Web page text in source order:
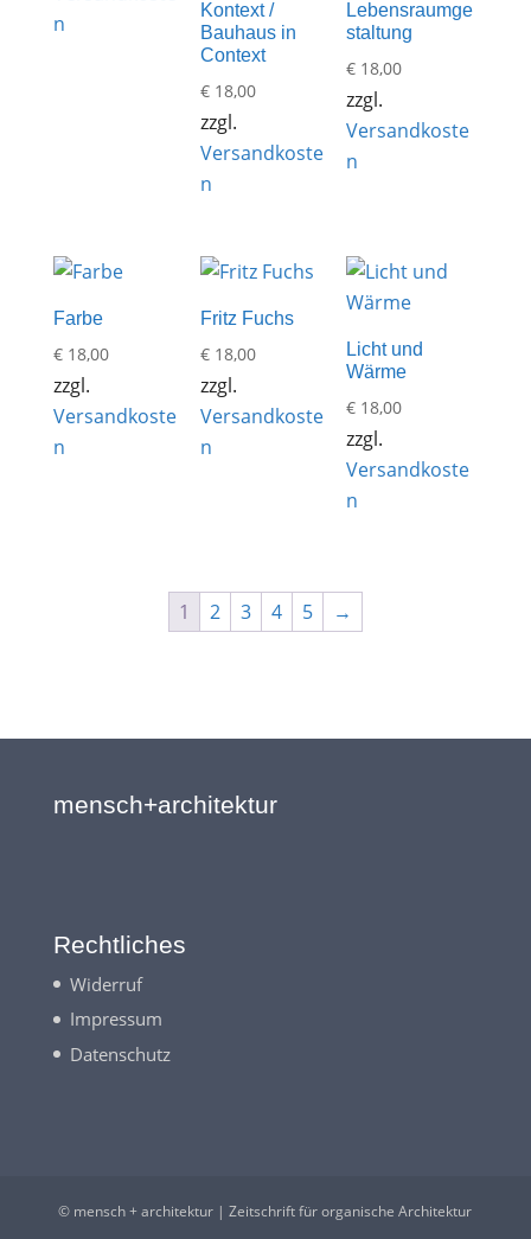
n
Kontext /
Bauhaus in
Context
€18,00
zzgl.
Versandkoste
n
Lebensraumge
staltung
€ 18,00
zzgl.
Versandkoste
n
Farbe
€18,00
zzgl.
Versandkoste
n
Fritz Fuchs
€18,00
zzgl.
Versandkoste
n
Licht und
Wärme
€ 18,00
zzgl.
Versandkoste
n
1 2 3 4 5 →
mensch+architektur
Rechtliches
Widerruf
Impressum
Datenschutz
© mensch + architektur | Zeitschrift für organische Architektur